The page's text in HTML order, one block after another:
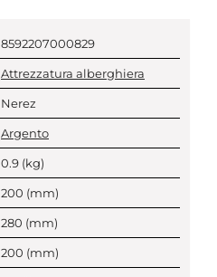
8592207000829
Attrezzatura alberghiera
Nerez
Argento
0.9 (kg)
200 (mm)
280 (mm)
200 (mm)